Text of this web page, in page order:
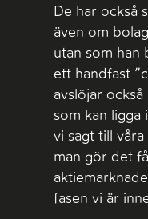
De har också
även om
utan som han
ett handfast
avslöjar
som kan
vi sagt till
man gör det
fasen vi är